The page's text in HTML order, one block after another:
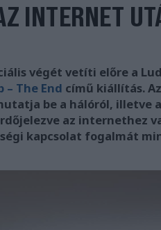
INTERNET
végét vetíti előre a
– The End című kiállítás.
be a hálóról, illetve
az internethez
kapcsolat fogalmát